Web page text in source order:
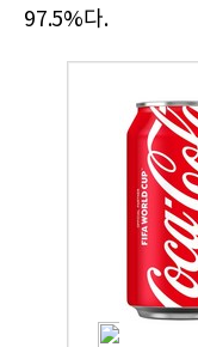
97.5%다.